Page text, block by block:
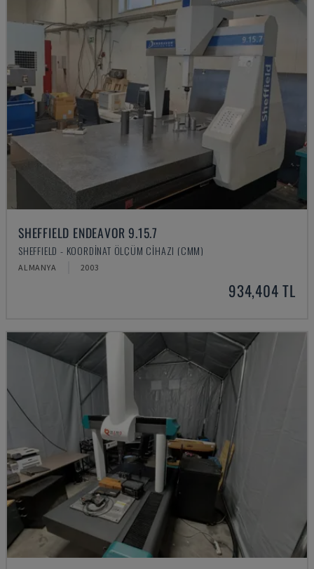
SHEFFIELD ENDEAVOR 9.15.7
SHEFFIELD - KOORDINAT ÖLÇÜM CIHAZI (CMM)
ALMANYA 2003
934,404 TL